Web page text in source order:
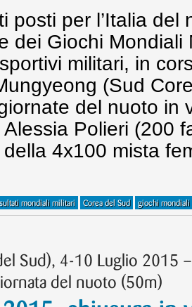
posti per l’Italia
dei Giochi Mondiali
militari, in
(Sud
del nuoto in
Polieri (200
4x100 mista
mondiali militari Corea del Sud giochi mondiali
Sud), 4-10 Luglio 2015
del nuoto (50m)